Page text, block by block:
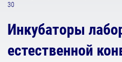
30
Инкубаторы
естественной